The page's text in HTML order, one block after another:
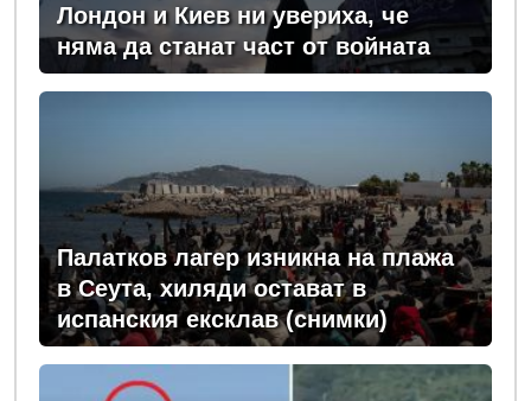
Лондон и Киев ни увериха, че
няма да станат част от войната
Палатков лагер изникна на плажа
в Сеута, хиляди остават в
испанския ексклав (снимки)